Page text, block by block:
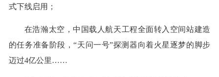
式下线启用；
在浩瀚太空，中国载人航天工程全面转入空间站建造
的任务准备阶段，“天问一号”探测器向着火星逐梦的脚步
迈过4亿公里……